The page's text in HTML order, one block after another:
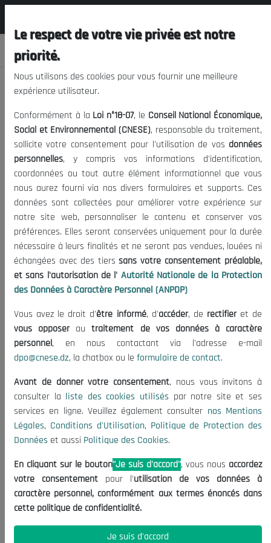
#Social
69 Articles
# Article
Date de
publication
1 12 ème Session Plénière .... 01/11/1998
2 VISION DU CONSEIL... 10/03/2022
10/03/2022
4
Dégradation urbaine: Analyse des
lacunes dans la planif...
26/02/2024
5
La diaspora algérienne, enjeux et
27/02/2024
6
Gaspillage alimentaire: Une
«plaie» profonde...
04/03/2024
7
Plus de 8000 opérateurs
économiques engagés pour un
8
La première semaine du
Le respect de votre vie privée est notre
priorité.
Nous utilisons des cookies pour vous fournir une meilleure
expérience utilisateur.
Conformément à la Loi n°18-07, le Conseil National Économique,
Social et Environnemental (CNESE), responsable du traitement,
sollicite votre consentement pour l'utilisation de vos données
personnelles, y compris vos informations d'identification,
coordonnées ou tout autre élément informationnel que vous
nous aurez fourni via nos divers formulaires et supports. Ces
données sont collectées pour améliorer votre expérience sur
notre site web, personnaliser le contenu et conserver vos
préférences. Elles seront conservées uniquement pour la durée
nécessaire à leurs finalités et ne seront pas vendues, louées ni
échangées avec des tierssans votre consentement préalable,
et sans l'autorisation de l' Autorité Nationale de la Protection
des Données à Caractère Personnel (ANPDP)
Vous avez le droit d'être informé, d'accéder, de rectifieret de
vous opposerautraitement de vos données à caractère
personnel, en nous contactant via l'adresse e-mail
dpo@cnese.dz, la chatbox ou le formulaire de contact.
Avant de donner votre consentement, nous vous invitons à
consulter la liste des cookies utilisés par notre site et ses
services en ligne. Veuillez également consulter nos Mentions
Légales, Conditions d'Utilisation, Politique de Protection des
Données et aussi Politique des Cookies.
En cliquant sur le bouton"Je suis d'accord", vous nous accordez
votre consentement pour l'utilisation de vos données à
caractère personnel, conformément aux termes énoncés dans
cette politique de confidentialité.
Je suis d'accord